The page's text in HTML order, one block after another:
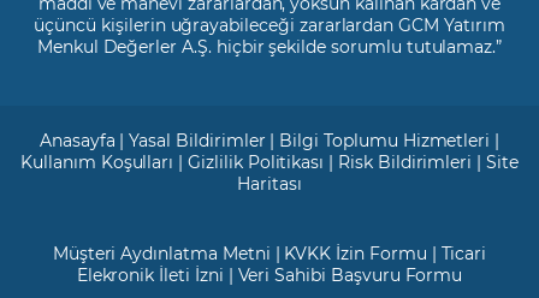
üçüncü kişilerin uğrayabileceği zararlardan GCM Yatırım
Menkul Değerler A.Ş. hiçbir şekilde sorumlu tutulamaz.”
Anasayfa |Yasal Bildirimler | Bilgi Toplumu Hizmetleri |
Kullanım Koşulları |Gizlilik Politikası | Risk Bildirimleri |Site
Haritası
Müşteri Aydınlatma Metni | KVKK İzin Formu | Ticari
Elekronik İleti İzni | Veri Sahibi Başvuru Formu